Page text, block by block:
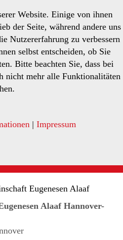
Alaaf Hannover-
Website. Einige von ihnen
der Seite, während andere uns
Nutzererfahrung zu verbessern
selbst entscheiden, ob Sie
Bitte beachten Sie, dass bei
nicht mehr alle Funktionalitäten
| Impressum